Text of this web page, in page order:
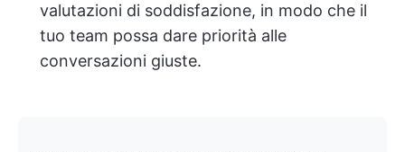
valutazioni di soddisfazione, in modo che il
tuo team possa dare priorità alle
conversazioni giuste.